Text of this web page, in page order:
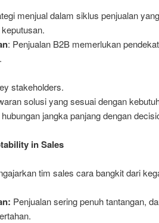
menjual dalam siklus penjualan
: Penjualan B2B memerlukan
stakeholders.
solusi yang sesuai dengan
jangka panjang dengan
in Sales
tim sales cara bangkit dari
Penjualan sering penuh tantangan,